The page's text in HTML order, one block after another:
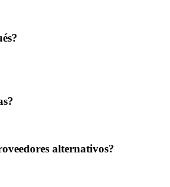
alternativos?